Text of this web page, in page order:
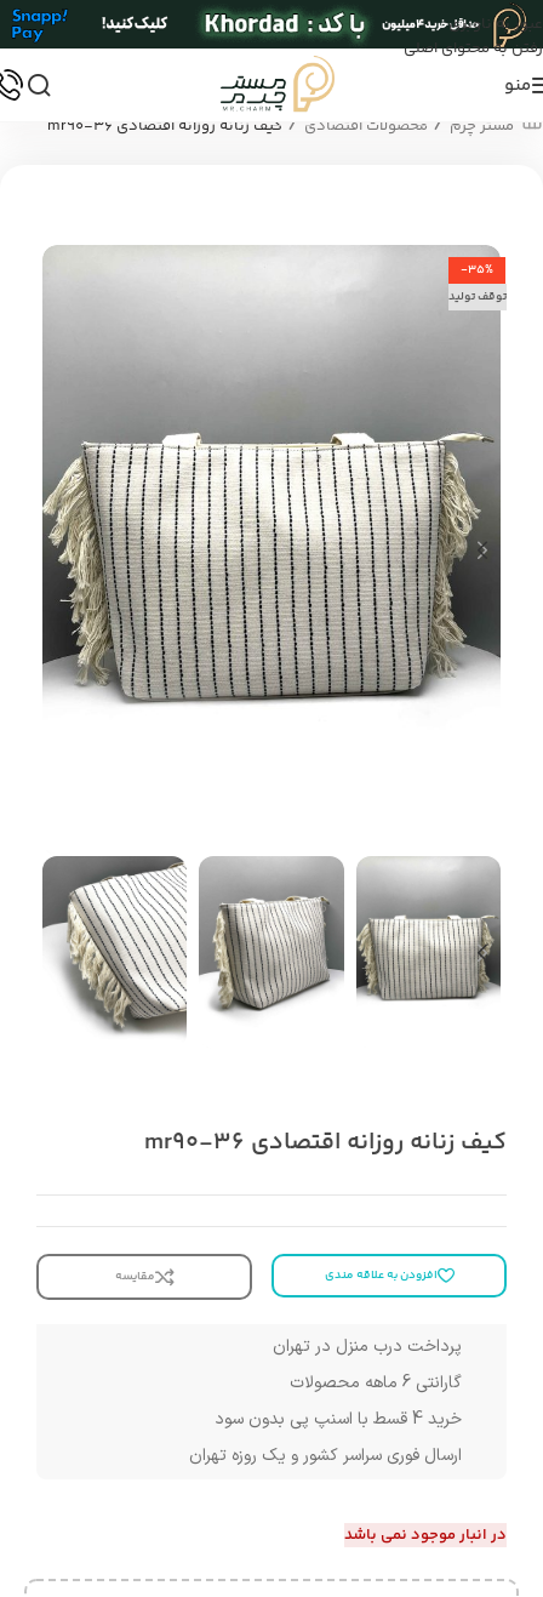
عبور به ناوبری
رفتن به محتوای اصلی
منو
مستر چرم / محصولات اقتصادی / کیف زنانه روزانه اقتصادی mr90-36
-35%
توقف تولید
کیف زنانه روزانه اقتصادی mr90-36
افزودن به علاقه مندی مقایسه
پرداخت درب منزل در تهران
گارانتی 6 ماهه محصولات
خرید 4 قسط با اسنپ پی بدون سود
ارسال فوری سراسر کشور و یک روزه تهران
در انبار موجود نمی باشد